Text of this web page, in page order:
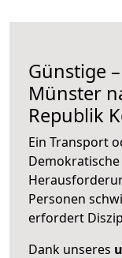
Günstige
Münster
Republik
Ein Transport
Personen
erfordert
Dank unseres